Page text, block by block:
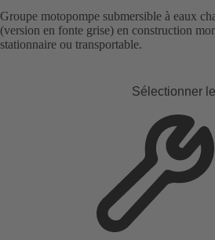
Groupe motopompe submersible à eaux
(version en fonte grise) en construction
stationnaire ou transportable.
Sélectionner